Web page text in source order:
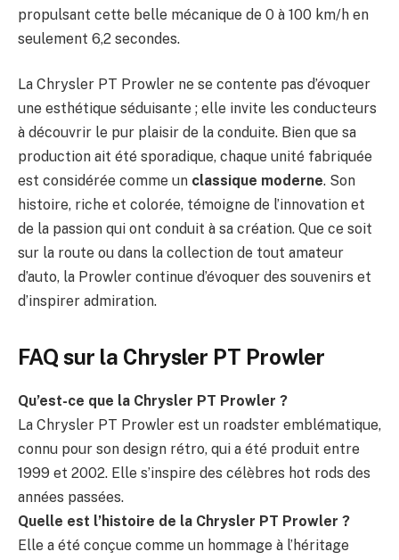
propulsant cette belle mécanique de 0 à 100 km/h en
seulement 6,2 secondes.
La Chrysler PT Prowler ne se contente pas d’évoquer
une esthétique séduisante ; elle invite les conducteurs
à découvrir le pur plaisir de la conduite. Bien que sa
production ait été sporadique, chaque unité fabriquée
est considérée comme un classique moderne. Son
histoire, riche et colorée, témoigne de l’innovation et
de la passion qui ont conduit à sa création. Que ce soit
sur la route ou dans la collection de tout amateur
d’auto, la Prowler continue d’évoquer des souvenirs et
d’inspirer admiration.
FAQ sur la Chrysler PT Prowler
Qu’est-ce que la Chrysler PT Prowler ?
La Chrysler PT Prowler est un roadster emblématique,
connu pour son design rétro, qui a été produit entre
1999 et 2002. Elle s’inspire des célèbres hot rods des
années passées.
Quelle est l’histoire de la Chrysler PT Prowler ?
Elle a été conçue comme un hommage à l’héritage